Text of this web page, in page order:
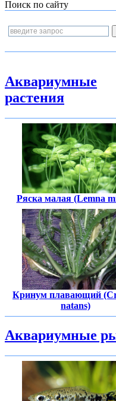
Поиск по сайту
Аквариумные
растения
Ряска малая (Lemna
Кринум плавающий
natans)
Аквариумные